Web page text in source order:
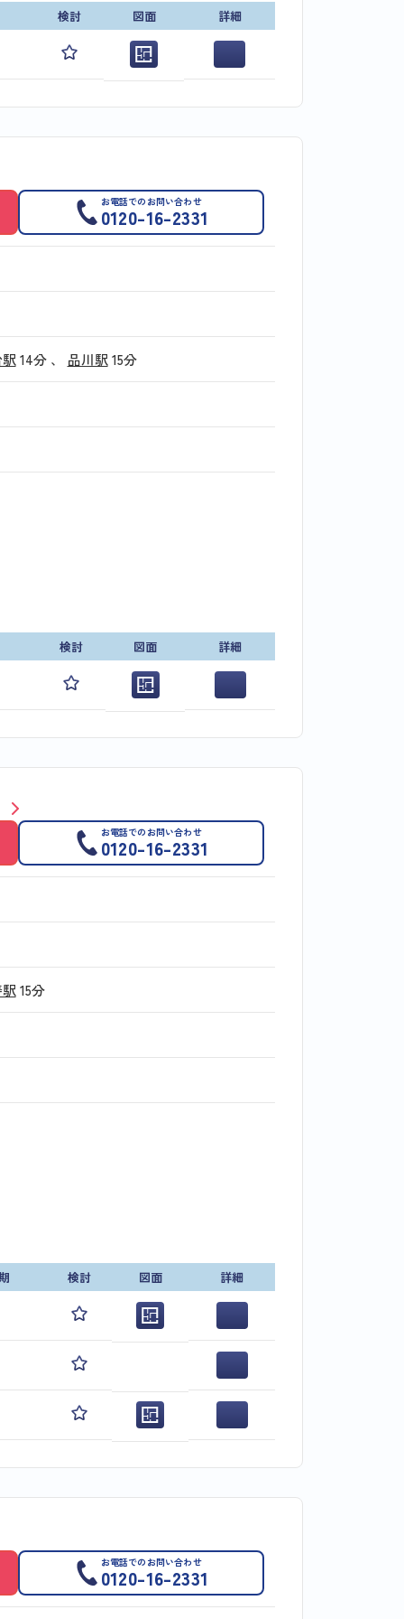
検討 図面 詳細
お電話でのお問い合わせ
0120-16-2331
14分 、 品川駅15分
検討 図面 詳細
お電話でのお問い合わせ
0120-16-2331
15分
検討 図面 詳細
お電話でのお問い合わせ
0120-16-2331